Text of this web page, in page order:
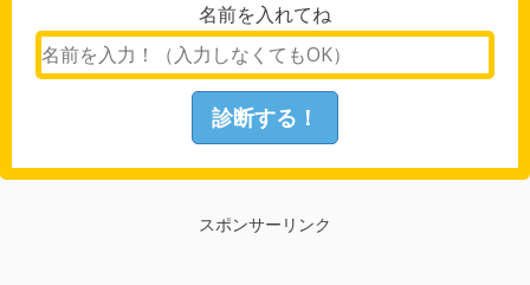
名前を入れてね
スポンサーリンク